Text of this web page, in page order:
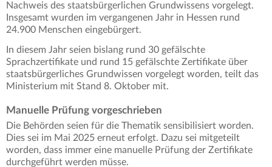
Nachweis des staatsbürgerlichen Grundwissens vorgelegt.
Insgesamt wurden im vergangenen Jahr in Hessen rund
24.900 Menschen eingebürgert.
In diesem Jahr seien bislang rund 30 gefälschte
Sprachzertifikate und rund 15 gefälschte Zertifikate über
staatsbürgerliches Grundwissen vorgelegt worden, teilt das
Ministerium mit Stand 8. Oktober mit.
Manuelle Prüfung vorgeschrieben
Die Behörden seien für die Thematik sensibilisiert worden.
Dies sei im Mai 2025 erneut erfolgt. Dazu sei mitgeteilt
worden, dass immer eine manuelle Prüfung der Zertifikate
durchgeführt werden müsse.